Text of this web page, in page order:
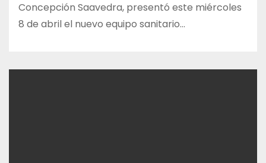
Concepción Saavedra, presentó este miércoles
8 de abril el nuevo equipo sanitario…